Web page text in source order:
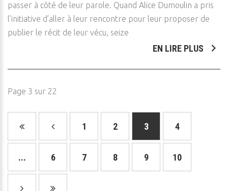
passer à côté de leur parole. Quand Alice Dumoulin a pris
l’initiative d’aller à leur rencontre pour leur proposer de
publier le récit de leur vécu, seize
EN LIRE PLUS
Page 3 sur 22
1 2 3 4
... 6 7 8 9 10